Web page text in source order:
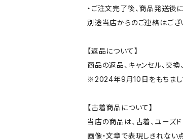
・ご注文完了後、商品発送後
別途当店からのご連絡はござ
【返品について】
商品の返品、キャンセル、交
※2024年9月10日をもちまし
【古着商品について】
当店の商品は、古着、ユーズ
画像・文章で表現しきれない